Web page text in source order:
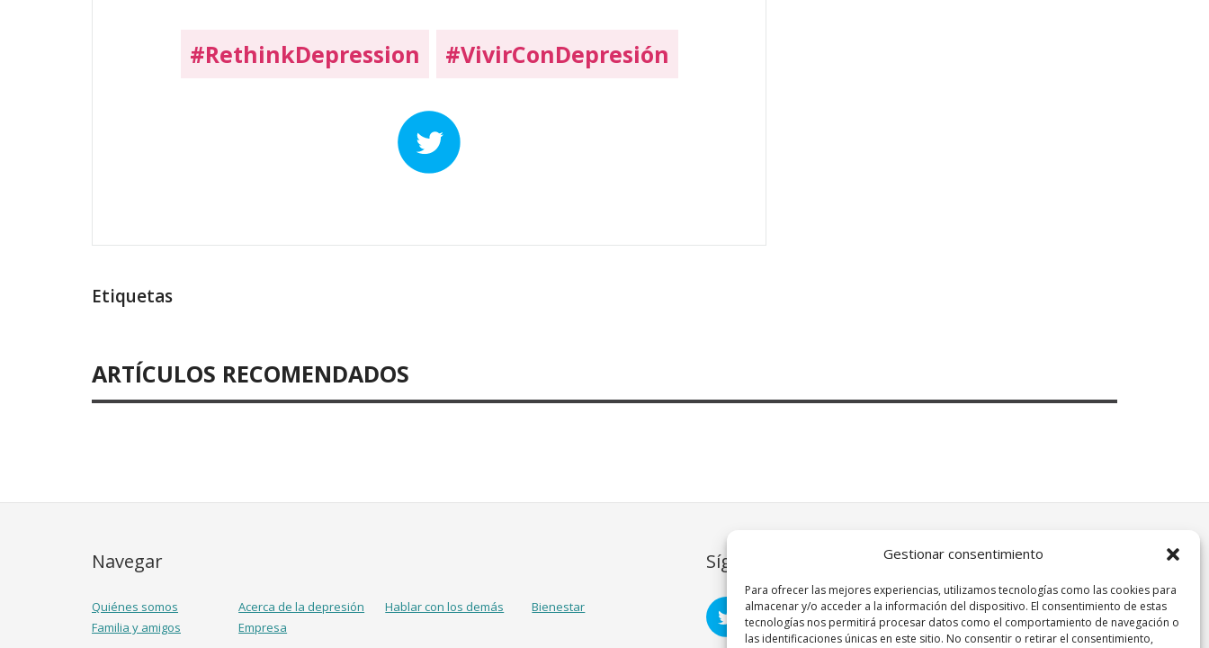
Gestionar consentimiento
Para ofrecer las mejores experiencias, utilizamos tecnologías como las cookies para
almacenar y/o acceder a la información del dispositivo. El consentimiento de estas
tecnologías nos permitirá procesar datos como el comportamiento de navegación o
las identificaciones únicas en este sitio. No consentir o retirar el consentimiento,
#RethinkDepression #VivirConDepresión
Etiquetas
ARTÍCULOS RECOMENDADOS
Navegar
Quiénes somos Acerca de la depresión Hablar con los demás
Bienestar
Familia y amigos
Empresa
Síguenos